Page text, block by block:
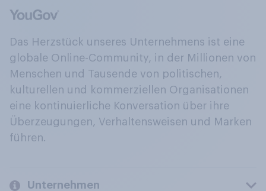
Das Herzstück unseres Unternehmens ist eine
globale Online-Community, in der Millionen von
Menschen und Tausende von politischen,
kulturellen und kommerziellen Organisationen
eine kontinuierliche Konversation über ihre
Überzeugungen, Verhaltensweisen und Marken
führen.
Unternehmen